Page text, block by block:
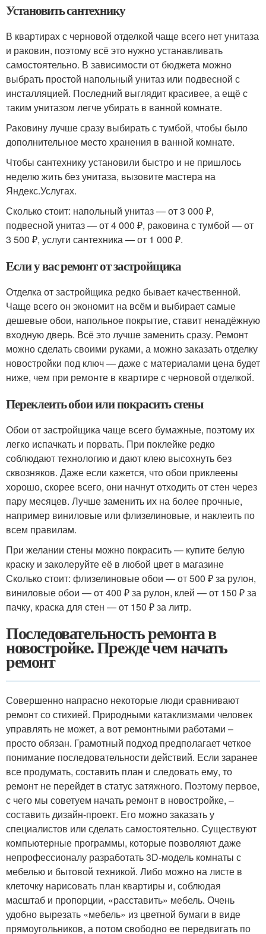
Установить сантехнику
В квартирах с черновой отделкой чаще всего нет унитаза
и раковин, поэтому всё это нужно устанавливать
самостоятельно. В зависимости от бюджета можно
выбрать простой напольный унитаз или подвесной с
инсталляцией. Последний выглядит красивее, а ещё с
таким унитазом легче убирать в ванной комнате.
Раковину лучше сразу выбирать с тумбой, чтобы было
дополнительное место хранения в ванной комнате.
Чтобы сантехнику установили быстро и не пришлось
неделю жить без унитаза, вызовите мастера на
Яндекс.Услугах.
Сколько стоит: напольный унитаз — от 3 000 ₽,
подвесной унитаз — от 4 000 ₽, раковина с тумбой — от
3 500 ₽, услуги сантехника — от 1 000 ₽.
Если у вас ремонт от застройщика
Отделка от застройщика редко бывает качественной.
Чаще всего он экономит на всём и выбирает самые
дешевые обои, напольное покрытие, ставит ненадёжную
входную дверь. Всё это лучше заменить сразу. Ремонт
можно сделать своими руками, а можно заказать отделку
новостройки под ключ — даже с материалами цена будет
ниже, чем при ремонте в квартире с черновой отделкой.
Переклеить обои или покрасить стены
Обои от застройщика чаще всего бумажные, поэтому их
легко испачкать и порвать. При поклейке редко
соблюдают технологию и дают клею высохнуть без
сквозняков. Даже если кажется, что обои приклеены
хорошо, скорее всего, они начнут отходить от стен через
пару месяцев. Лучше заменить их на более прочные,
например виниловые или флизелиновые, и наклеить по
всем правилам.
При желании стены можно покрасить — купите белую
краску и заколеруйте её в любой цвет в магазине
Сколько стоит: флизелиновые обои — от 500 ₽ за рулон,
виниловые обои — от 400 ₽ за рулон, клей — от 150 ₽ за
пачку, краска для стен — от 150 ₽ за литр.
Последовательность ремонта в
новостройке. Прежде чем начать
ремонт
Совершенно напрасно некоторые люди сравнивают
ремонт со стихией. Природными катаклизмами человек
управлять не может, а вот ремонтными работами –
просто обязан. Грамотный подход предполагает четкое
понимание последовательности действий. Если заранее
все продумать, составить план и следовать ему, то
ремонт не перейдет в статус затяжного. Поэтому первое,
с чего мы советуем начать ремонт в новостройке, –
составить дизайн-проект. Его можно заказать у
специалистов или сделать самостоятельно. Существуют
компьютерные программы, которые позволяют даже
непрофессионалу разработать 3D-модель комнаты с
мебелью и бытовой техникой. Либо можно на листе в
клеточку нарисовать план квартиры и, соблюдая
масштаб и пропорции, «расставить» мебель. Очень
удобно вырезать «мебель» из цветной бумаги в виде
прямоугольников, а потом свободно ее передвигать по